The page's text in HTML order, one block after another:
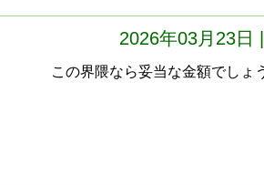
2026年03月23日
この界隈なら妥当な金額でしょ